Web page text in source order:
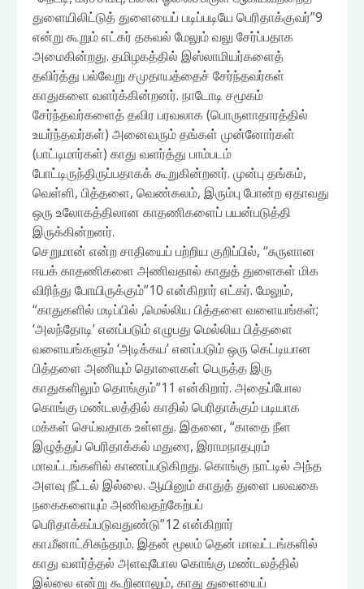
துளையிலிட்டுத் துளையைப் படிப்படியே பெரிதாக்குவர்”9
என்று கூறும் எட்கர் தகவல் மேலும் வலு சேர்ப்பதாக
அமைகின்றது. தமிழகத்தில் இஸ்லாமியர்களைத்
தவிர்த்து பல்வேறு சமுதாயத்தைச் சேர்ந்தவர்கள்
காதுகளை வளர்க்கின்றனர். நாடோடி சமூகம்
சேர்ந்தவர்களைத் தவிர பரவலாக (பொருளாதாரத்தில்
உயர்ந்தவர்கள்) அனைவரும் தங்கள் முன்னோர்கள்
(பாட்டிமார்கள்) காது வளர்த்து பாம்படம்
போட்டிருந்திருப்பதாகக் கூறுகின்றனர். முன்பு தங்கம்,
வெள்ளி, பித்தளை, வெண்கலம், இரும்பு போன்ற ஏதாவது
ஒரு உலோகத்திலான காதணிகளைப் பயன்படுத்தி
இருக்கின்றனர்.
செறுமான் என்ற சாதியைப் பற்றிய குறிப்பில், “சுருளான
ஈயக் காதணிகளை அணிவதால் காதுத் துளைகள் மிக
விரிந்து போயிருக்கும்”10 என்கிறார் எட்கர். மேலும்,
“காதுகளில் மடிப்பில் ,மெல்லிய பித்தளை வளையங்கள்;
‘அலந்தோடி’ எனப்படும் எழுபது மெல்லிய பித்தளை
வளையங்களும் ‘அடிக்கய’ எனப்படும் ஒரு கெட்டியான
பித்தளை அணியும் தொளைகள் பெருத்த இரு
காதுகளிலும் தொங்கும்”11 என்கிறார். அதைப்போல
கொங்கு மண்டலத்தில் காதில் பெரிதாக்கும் படியாக
மக்கள் செய்வதாக உள்ளது. இதனை, “காதை நீள
இழுத்துப் பெரிதாக்கல் மதுரை, இராமநாதபுரம்
மாவட்டங்களில் காணப்படுகிறது. கொங்கு நாட்டில் அந்த
அளவு நீட்டல் இல்லை. ஆயினும் காதுத் துளை பலவகை
நகைகளையும் அணிவதற்கேற்பப்
பெரிதாக்கப்படுவதுண்டு”12 என்கிறார்
கா.மீனாட்சிசுந்தரம். இதன் மூலம் தென் மாவட்டங்களில்
காது வளர்த்தல் அளவுபோல கொங்கு மண்டலத்தில்
இல்லை என்று கூறினாலும், காது துளையைப்